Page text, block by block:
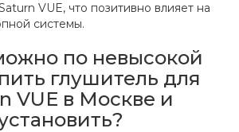
VUE, что позитивно влияет на
системы.
по невысокой
глушитель для
VUE в Москве и